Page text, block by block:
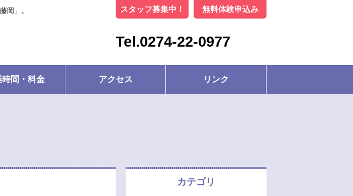
岡」。 スタッフ募集中！ 無料体験申込み
Tel.0274-22-0977
時間・料金 アクセス リンク
カテゴリ